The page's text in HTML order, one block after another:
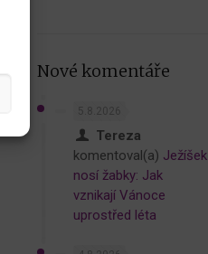
Nové komentáře
Tereza
komentoval(a) Ježíšek
nosí žabky: Jak
vznikají Vánoce
uprostřed léta